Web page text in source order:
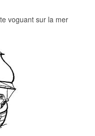
voguant sur la mer